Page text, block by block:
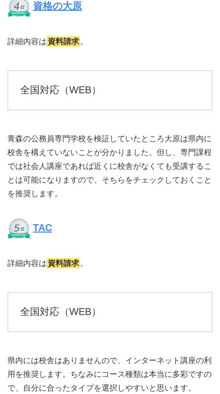
資格の大原
詳細内容は 資料請求 。
全国対応（WEB）
青森の公務員専門学校を検証していたところ大原は県内に
校舎を構えていないことが分かりました。但し、専門課程
では社会人講座であれば近くに校舎がなくても受講するこ
とは可能になりますので、そちらをチェックしておくこと
を推奨します。
TAC
詳細内容は 資料請求 。
全国対応（WEB）
県内には校舎はありませんので、インターネット講座の利
用を推奨します。ちなみにコース種類は本当に多彩ですの
で、自分に合ったタイプを選択しやすいと思います。